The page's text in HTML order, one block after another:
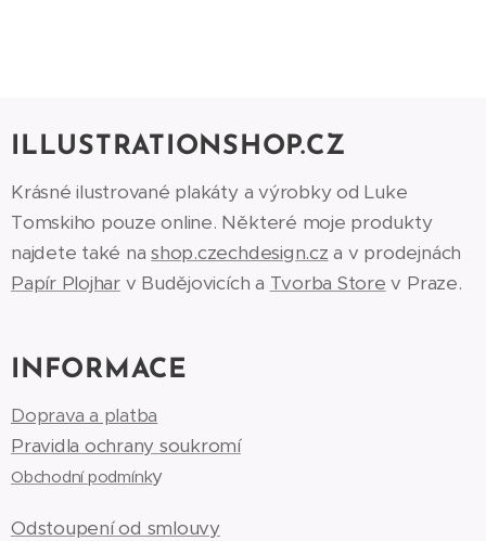
ILLUSTRATIONSHOP.CZ
Krásné ilustrované plakáty a výrobky od Luke
Tomskiho pouze online. Některé moje produkty
najdete také nashop.czechdesign.cz a v prodejnách
Papír Plojharv Budějovicích a Tvorba Store v Praze.
INFORMACE
Doprava a platba
Pravidla ochrany soukromí
Obchodní podmínky
Odstoupení od smlouvy